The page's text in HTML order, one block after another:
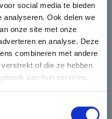
social media te bieden
analyseren. Ook delen we
onze site met onze
en analyse. Deze
combineren met andere
of die ze hebben
van hun services.
met de AIDAsol